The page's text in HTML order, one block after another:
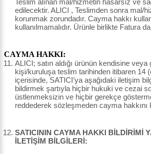
edilecektir. ALICI , Teslimden sonra mal/
korunmak zorundadır. Cayma hakkı
kullanılmamalıdır. Ürünle birlikte Fatura
CAYMA HAKKI:
ALICI; satın aldığı ürünün kendisine
kişi/kuruluşa teslim tarihinden itibaren 14
içerisinde, SATICI’ya aşağıdaki iletişim
bildirmek şartıyla hiçbir hukuki ve cezai
üstlenmeksizin ve hiçbir gerekçe
reddederek sözleşmeden cayma hakkını
SATICININ CAYMA HAKKI BİLDİRİMİ
İLETİŞİM BİLGİLERİ: